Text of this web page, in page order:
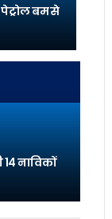
बम से
नाविकों